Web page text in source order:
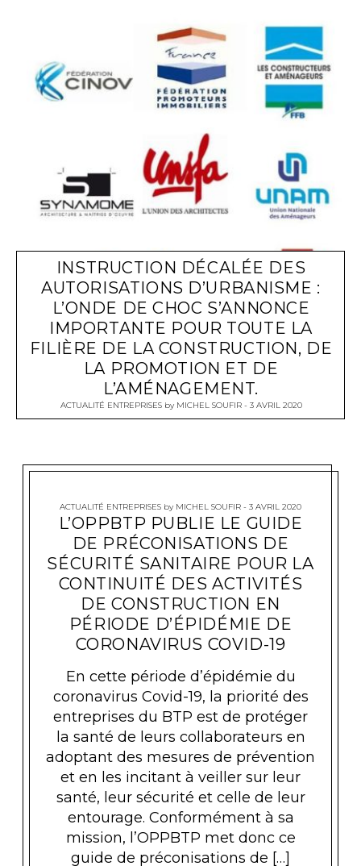
INSTRUCTION DÉCALÉE DES
AUTORISATIONS D’URBANISME :
L’ONDE DE CHOC S’ANNONCE
IMPORTANTE POUR TOUTE LA
FILIÈRE DE LA CONSTRUCTION, DE
LA PROMOTION ET DE
L’AMÉNAGEMENT.
ACTUALITÉ ENTREPRISESby MICHEL SOUFIR 3 AVRIL 2020
ACTUALITÉ ENTREPRISES by MICHEL SOUFIR 3 AVRIL 2020
L’OPPBTP PUBLIE LE GUIDE
DE PRÉCONISATIONS DE
SÉCURITÉ SANITAIRE POUR LA
CONTINUITÉ DES ACTIVITÉS
DE CONSTRUCTION EN
PÉRIODE D’ÉPIDÉMIE DE
CORONAVIRUS COVID-19
En cette période d’épidémie du
coronavirus Covid-19, la priorité des
entreprises du BTP est de protéger
la santé de leurs collaborateurs en
adoptant des mesures de prévention
et en les incitant à veiller sur leur
santé, leur sécurité et celle de leur
entourage. Conformément à sa
mission, l’OPPBTP met donc ce
guide de préconisations de […]